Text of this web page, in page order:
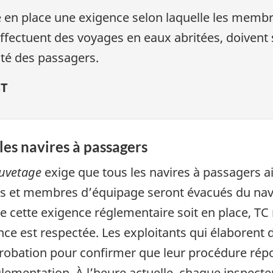
place une exigence selon laquelle les
des voyages en eaux abritées,
des passagers.
navires à passagers
exige que tous les navires à passagers
membres d’équipage seront évacués du
cette exigence réglementaire soit en place,
est respectée. Les exploitants qui élaborent
pour confirmer que leur procédure